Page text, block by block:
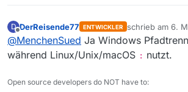
at
at
at
at
at
D
Offline
DerReisende77 ENTWICKLER schrieb am 6.
zuletzt editiert
@MenchenSued Ja Windows
während Linux/Unix/macOS : nutzt.
Open source developers do NOT have to: